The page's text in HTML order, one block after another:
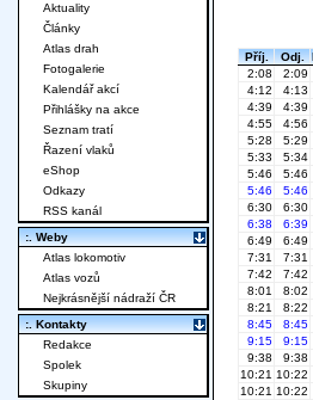
Příj. Odj.
2:08
2:09
4:12
4:13
4:39
4:39
4:55
4:56
5:28
5:29
5:33
5:34
5:46
5:46
5:46
5:46
6:30
6:30
6:38
6:39
6:49
6:49
7:31
7:31
7:42
7:42
8:01
8:02
8:21
8:22
8:45
8:45
9:15
9:15
9:38
9:38
10:21 10:22
10:21 10:22
Aktuality
Články
Atlas drah
Fotogalerie
Kalendář akcí
Přihlášky na akce
Seznam tratí
Řazení vlaků
eShop
Odkazy
RSS kanál
:. Weby
Atlas lokomotiv
Atlas vozů
Nejkrásnější nádraží ČR
:. Kontakty
Redakce
Spolek
Skupiny